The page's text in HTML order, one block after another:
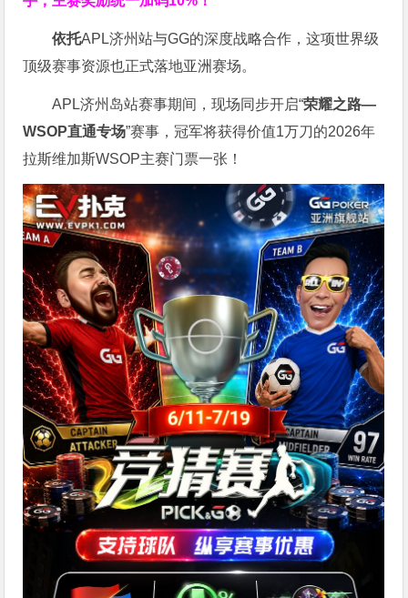
依托APL济州站与GG的深度战略合作，这项世界级
顶级赛事资源也正式落地亚洲赛场。
APL济州岛站赛事期间，现场同步开启“荣耀之路—
WSOP直通专场”赛事，冠军将获得价值1万刀的2026年
拉斯维加斯WSOP主赛门票一张！